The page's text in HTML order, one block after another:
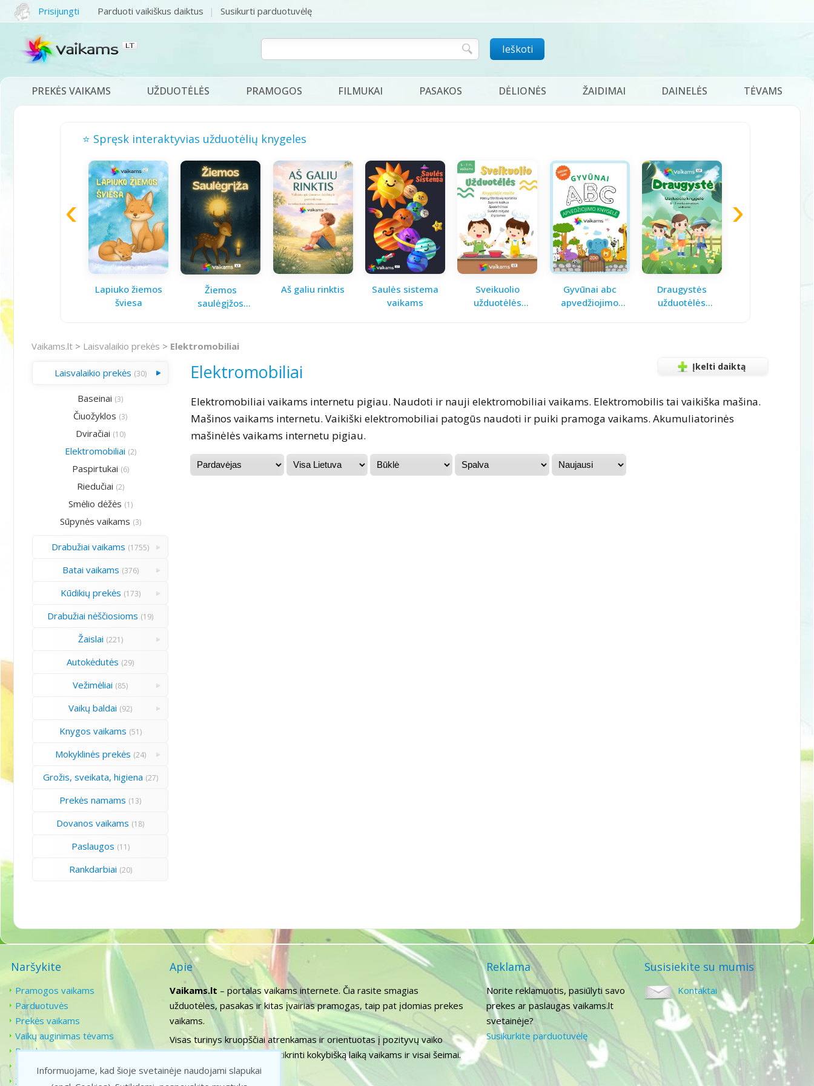
Prisijungti Parduoti vaikiškus daiktus Susikurti parduotuvėlę
Ieškoti
PREKĖS VAIKAMS UŽDUOTĖLĖS PRAMOGOS FILMUKAI PASAKOS DĖLIONĖS ŽAIDIMAI DAINELĖS TĖVAMS
⭐ Spręsk interaktyvias užduotėlių knygeles
Lapiuko žiemos
šviesa
Žiemos
saulėgįžos
Aš galiu rinktis
Saulės sistema
vaikams
Sveikuolio
užduotėlės
Gyvūnai abc
apvedžiojimo
Draugystės
užduotėlės
Vaikams.lt > Laisvalaikio prekės > Elektromobiliai
Laisvalaikio prekės (30)
Baseinai (3)
Čiuožyklos (3)
Dviračiai (10)
Elektromobiliai (2)
Paspirtukai (6)
Riedučiai (2)
Smėlio dėžės (1)
Sūpynės vaikams (3)
Drabužiai vaikams (1755)
Batai vaikams (376)
Kūdikių prekės (173)
Drabužiai nėščiosioms (19)
Žaislai (221)
Autokėdutės (29)
Vežimėliai (85)
Vaikų baldai (92)
Knygos vaikams (51)
Mokyklinės prekės (24)
Grožis, sveikata, higiena (27)
Prekės namams (13)
Dovanos vaikams (18)
Paslaugos (11)
Rankdarbiai (20)
Įkelti daiktą
Elektromobiliai
Elektromobiliai vaikams internetu pigiau. Naudoti ir nauji elektromobiliai vaikams. Elektromobilis tai vaikiška mašina.
Mašinos vaikams internetu. Vaikiški elektromobiliai patogūs naudoti ir puiki pramoga vaikams. Akumuliatorinės
mašinėlės vaikams internetu pigiau.
Naršykite
Pramogos vaikams
Parduotuvės
Prekės vaikams
Vaikų auginimas tėvams
Pasakos
Filmukai
Žaidimai vaikams
Apie
Vaikams.lt – portalas vaikams internete. Čia rasite smagias
užduotėles, pasakas ir kitas įvairias pramogas, taip pat įdomias prekes
vaikams.
Visas turinys kruopščiai atrenkamas ir orientuotas į pozityvų vaiko
ugdymą, todėl siekiame užtikrinti kokybišką laiką vaikams ir visai šeimai.
Reklama
Norite reklamuotis, pasiūlyti savo
prekes ar paslaugas vaikams.lt
svetainėje?
Susikurkite parduotuvėlę
Susisiekite su mumis
Kontaktai
Informuojame, kad šioje svetainėje naudojami slapukai